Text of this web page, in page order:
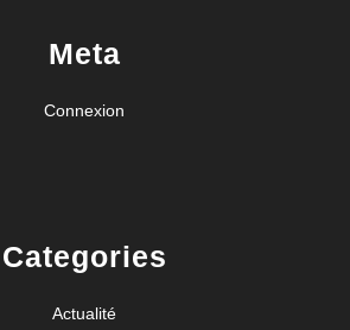
Meta
Connexion
Categories
Actualité